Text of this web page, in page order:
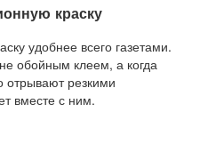
краску
удобнее всего газетами.
обойным клеем, а когда
отрывают резкими
вместе с ним.